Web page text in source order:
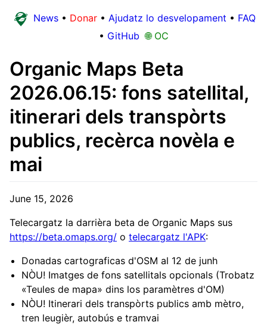
News • Donar • Ajudatz lo desvelopament • FAQ
• GitHub 🌐 OC
Organic Maps Beta
2026.06.15: fons satellital,
itinerari dels transpòrts
publics, recèrca novèla e
mai
June 15, 2026
Telecargatz la darrièra beta de Organic Maps sus
https://beta.omaps.org/ o telecargatz l'APK:
Donadas cartograficas d'OSM al 12 de junh
NÒU! Imatges de fons satellitals opcionals (Trobatz
«Teules de mapa» dins los paramètres d'OM)
NÒU! Itinerari dels transpòrts publics amb mètro,
tren leugièr, autobús e tramvai